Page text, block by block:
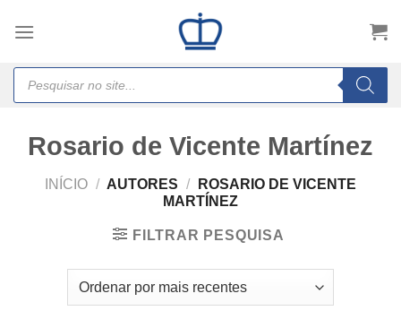
Products
search
Rosario de Vicente Martínez
INÍCIO / AUTORES /
ROSARIO DE VICENTE
MARTÍNEZ
FILTRAR PESQUISA